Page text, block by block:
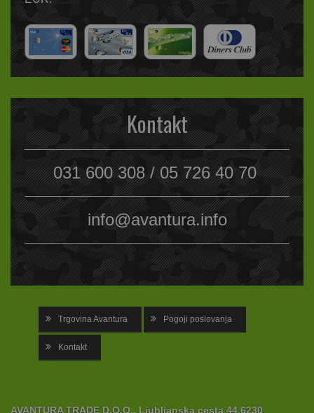
Kontakt
031 600 308 / 05 726 40 70
info@avantura.info
Trgovina Avantura Pogoji poslovanja
Kontakt
AVANTURA TRADE D.O.O., Ljubljanska cesta 44 6230